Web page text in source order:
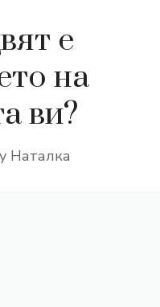
е
на
ви?
Наталка